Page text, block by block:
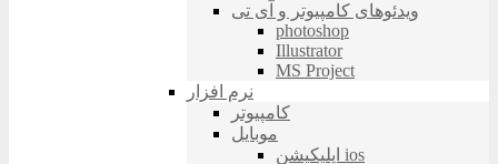
ویدئوهای کامپیوتر و آی تی
photoshop
Illustrator
MS Project
نرم افزار
کامپیوتر
موبایل
اپلیکیشن ios